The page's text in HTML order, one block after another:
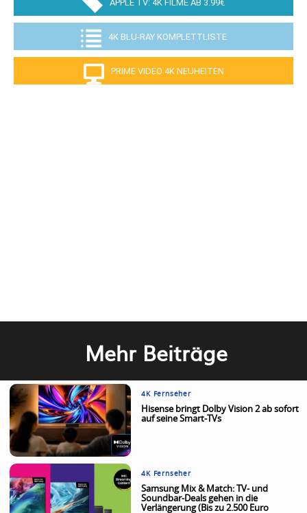
4K BLU-RAY KOMPLETTLISTE
PRIME VIDEO 4K NEUHEITEN
Mehr Beiträge
4K Fernseher
Hisense bringt Dolby Vision 2 ab sofort
auf seine Smart-TVs
4K Fernseher
Samsung Mix & Match: TV- und
Soundbar-Deals gehen in die
Verlängerung (Bis zu 2.500 Euro